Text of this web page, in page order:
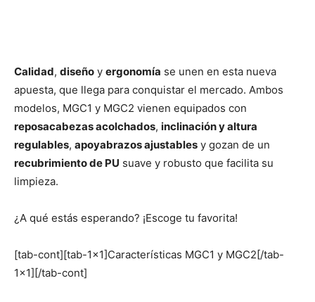
Calidad, diseño y ergonomía se unen en esta nueva
apuesta, que llega para conquistar el mercado. Ambos
modelos, MGC1 y MGC2 vienen equipados con
reposacabezas acolchados, inclinación y altura
regulables, apoyabrazos ajustables y gozan de un
recubrimiento de PU suave y robusto que facilita su
limpieza.
¿A qué estás esperando? ¡Escoge tu favorita!
[tab-cont][tab-1×1]Características MGC1 y MGC2[/tab-
1×1][/tab-cont]